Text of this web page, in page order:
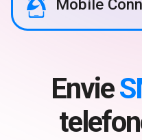
Mobile
Envie